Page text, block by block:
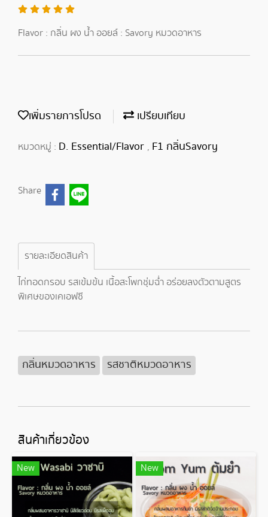
Flavor : กลิ่น ผง น้ำ ออยล์ : Savory หมวดอาหาร
เพิ่มรายการโปรด เปรียบเทียบ
หมวดหมู่ : D. Essential/Flavor , F1 กลิ่นSavory
Share
รายละเอียดสินค้า
ไก่ทอดกรอบ รสเข้มข้น เนื้อสะโพกชุ่มฉ่ำ อร่อยลงตัวตามสูตร
พิเศษของเคเอฟซี
กลิ่นหมวดอาหาร รสชาติหมวดอาหาร
สินค้าเกี่ยวข้อง
New New